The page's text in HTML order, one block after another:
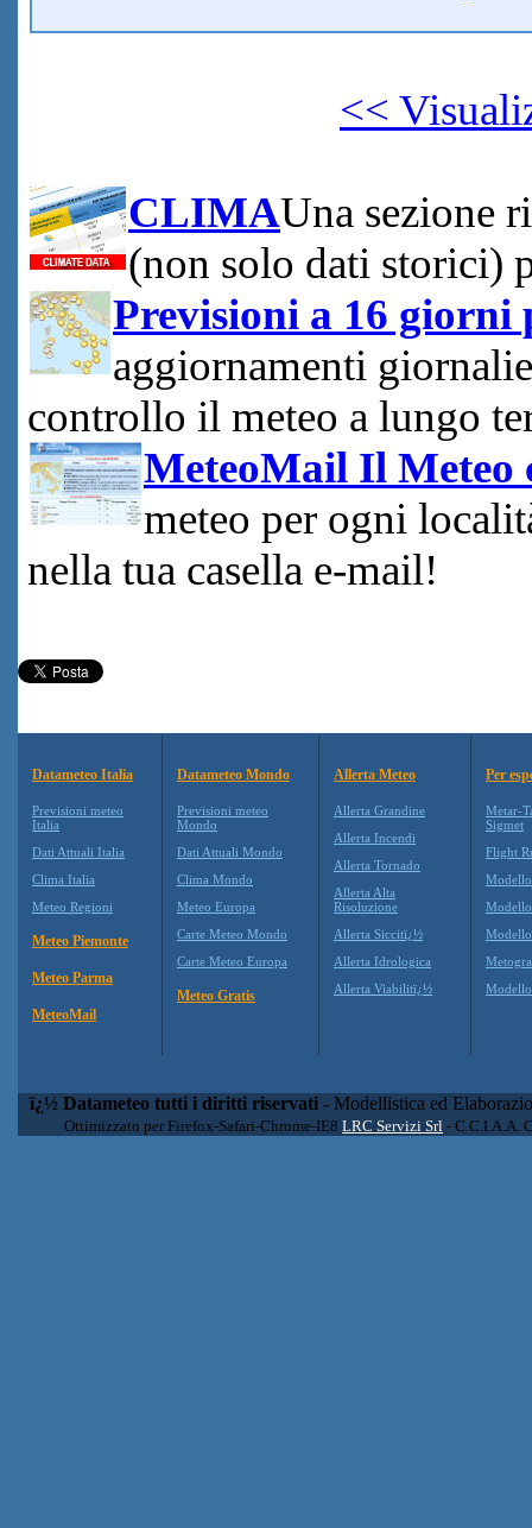
<<
CLIMAUna sezione
(non solo dati storici)
Previsioni a 16
aggiornamenti
controllo il meteo a lungo
MeteoMail Il Meteo
meteo per ogni
nella tua casella e-mail!
Datameteo Italia
Previsioni meteo
Italia
Dati Attuali Italia
Clima Italia
Meteo Regioni
Meteo Piemonte
Meteo Parma
MeteoMail
Datameteo Mondo
Previsioni meteo
Mondo
Dati Attuali Mondo
Clima Mondo
Meteo Europa
Carte Meteo Mondo
Carte Meteo Europa
Meteo Gratis
Allerta Meteo
Allerta Grandine
Allerta Incendi
Allerta Tornado
Allerta Alta
Risoluzione
Allerta Siccitï¿½
Allerta Idrologica
Allerta Viabilitï¿½
Per
Metar-
Sigmet
Flight
Modello
ï¿½ Datameteo tutti i diritti riservati - Modellistica ed
Ottimizzato per Firefox-Safari-Chrome-IE8 LRC Servizi Srl - C.C.I.A.A.